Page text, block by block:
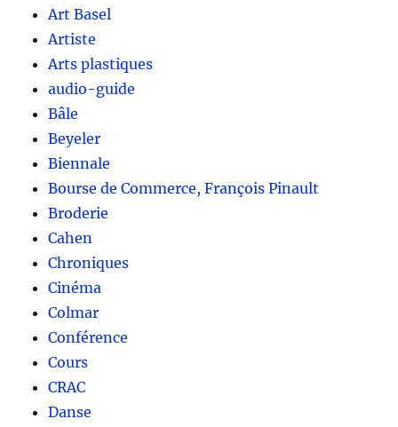
Art Basel
Artiste
Arts plastiques
audio-guide
Bâle
Beyeler
Biennale
Bourse de Commerce, François Pinault
Broderie
Cahen
Chroniques
Cinéma
Colmar
Conférence
Cours
CRAC
Danse